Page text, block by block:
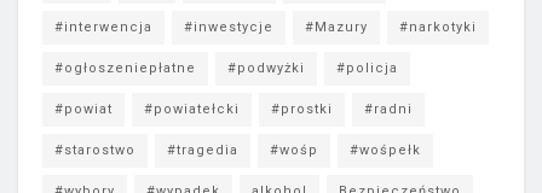
#interwencja #inwestycje #Mazury #narkotyki
#ogłoszeniepłatne #podwyżki #policja
#powiat #powiatełcki #prostki #radni
#starostwo #tragedia #wośp #wośpełk